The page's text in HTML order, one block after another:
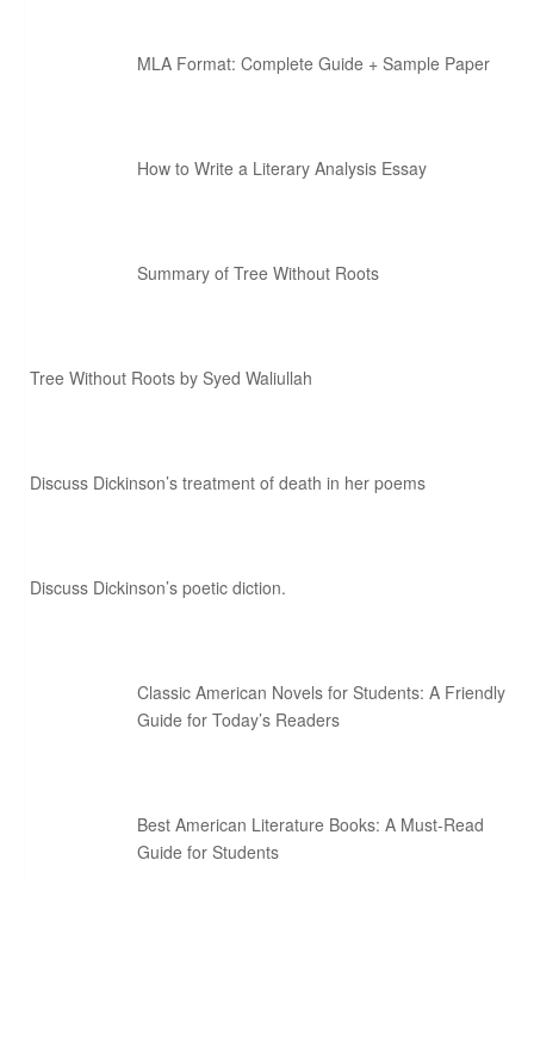
MLA Format: Complete Guide + Sample Paper
How to Write a Literary Analysis Essay
Summary of Tree Without Roots
Tree Without Roots by Syed Waliullah
Discuss Dickinson’s treatment of death in her poems
Discuss Dickinson’s poetic diction.
Classic American Novels for Students: A Friendly
Guide for Today’s Readers
Best American Literature Books: A Must-Read
Guide for Students